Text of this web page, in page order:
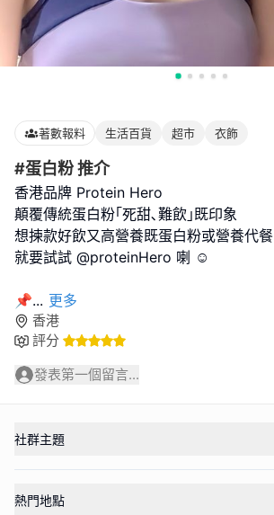
著數報料 生活百貨 超市 衣飾
#蛋白粉 推介
香港品牌 Protein Hero
顛覆傳統蛋白粉｢死甜､難飲｣既印象
想揀款好飲又高營養既蛋白粉或營養代餐
就要試試 @proteinHero 喇 ☺️
📌... 更多
香港
評分
發表第一個留言...
社群主題
熱門地點